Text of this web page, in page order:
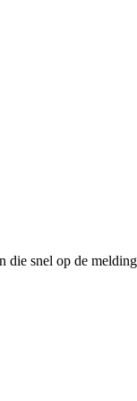
die snel op de melding